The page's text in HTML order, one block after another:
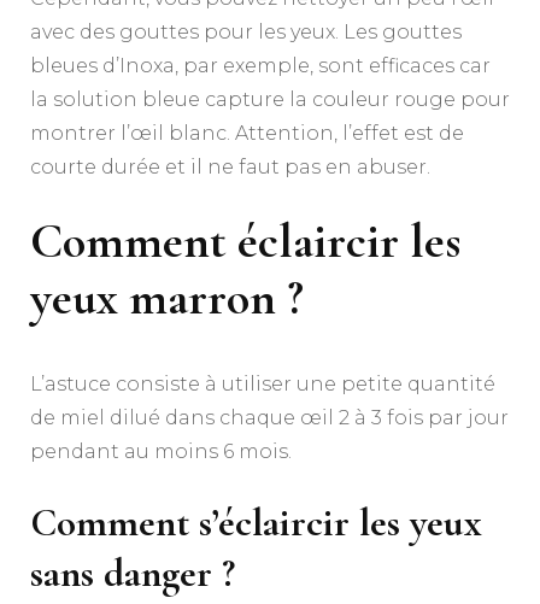
avec des gouttes pour les yeux. Les gouttes
bleues d’Inoxa, par exemple, sont efficaces car
la solution bleue capture la couleur rouge pour
montrer l’œil blanc. Attention, l’effet est de
courte durée et il ne faut pas en abuser.
Comment éclaircir les
yeux marron ?
L’astuce consiste à utiliser une petite quantité
de miel dilué dans chaque œil 2 à 3 fois par jour
pendant au moins 6 mois.
Comment s’éclaircir les yeux
sans danger ?